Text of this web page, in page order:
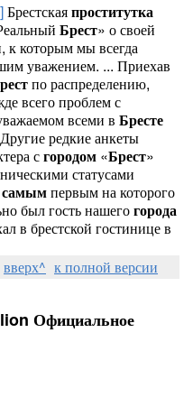
Брестскаяпроститутка
Брест» о своей
к которым мы всегда
уважением. ... Приехав
по распределению,
всего проблем с
всеми в Бресте
редкие анкеты
сгородом «Брест»
статусами
самымпервым на которого
был гость нашегогорода
в брестской гостинице в
вверх^ к полной версии
Официальное